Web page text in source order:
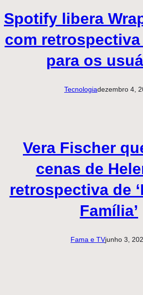
Spotify libera
com
para os
Tecnologiadezembro 4,
Vera Fischer
cenas de
retrospectiva de
Família’
Fama e TVjunho 3,